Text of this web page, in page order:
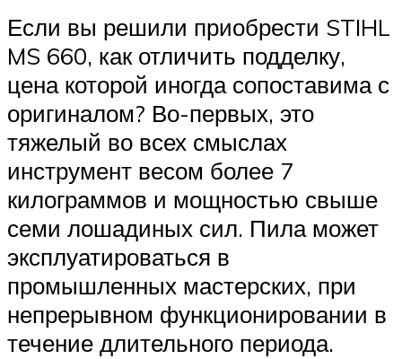
Если вы решили приобрести STIHL
MS 660, как отличить подделку,
цена которой иногда сопоставима с
оригиналом? Во-первых, это
тяжелый во всех смыслах
инструмент весом более 7
килограммов и мощностью свыше
семи лошадиных сил. Пила может
эксплуатироваться в
промышленных мастерских, при
непрерывном функционировании в
течение длительного периода.